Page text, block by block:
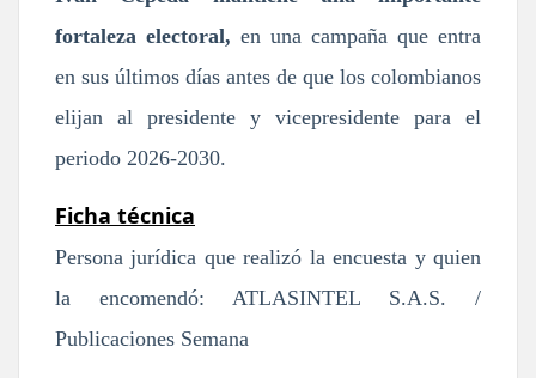
fortaleza electoral, en una campaña que entra
en sus últimos días antes de que los colombianos
elijan al presidente y vicepresidente para el
periodo 2026-2030.
Ficha técnica
Persona jurídica que realizó la encuesta y quien
la encomendó: ATLASINTEL S.A.S. /
Publicaciones Semana